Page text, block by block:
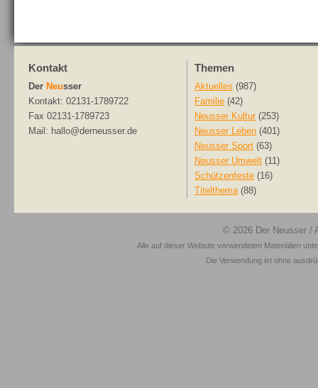
Kontakt
Der Neusser
Kontakt: 02131-1789722
Fax 02131-1789723
Mail: hallo@derneusser.de
Themen
Aktuelles (987)
Familie (42)
Neusser Kultur (253)
Neusser Leben (401)
Neusser Sport (63)
Neusser Umwelt (11)
Schützenfeste (16)
Titelthema(88)
© 2026 Der Neusser /
Alle auf dieser Website verwendeten Materialien
Die Verwendung ist ohne